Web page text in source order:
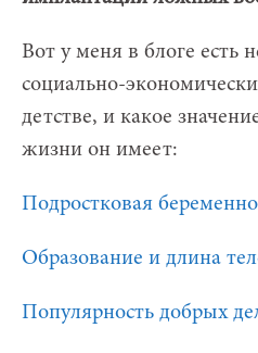
Вот у меня в блоге есть
социально-
детстве, и какое
жизни он имеет:
Подростковая
Образование и длина
Популярность добрых